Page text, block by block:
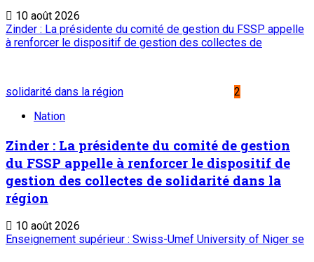
10 août 2026
Zinder : La présidente du comité de gestion du FSSP appelle
à renforcer le dispositif de gestion des collectes de
solidarité dans la région
2
Nation
Zinder : La présidente du comité de gestion
du FSSP appelle à renforcer le dispositif de
gestion des collectes de solidarité dans la
région
10 août 2026
Enseignement supérieur : Swiss-Umef University of Niger se